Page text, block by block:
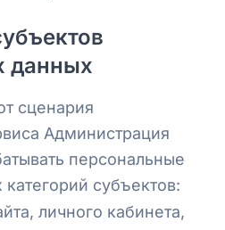
данных
сценария
Администрация
персональные
субъектов:
личного кабинета,